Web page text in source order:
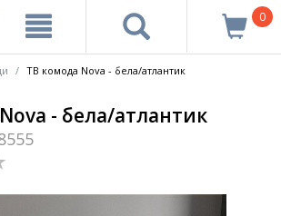
0
ТВ комода Nova - бела/атлантик
- бела/атлантик